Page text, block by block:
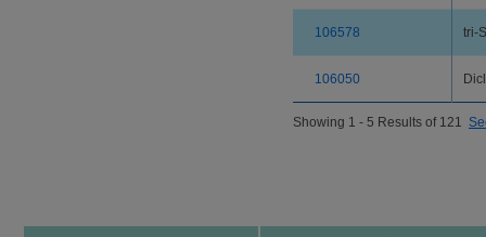
106578 tri-
106050
Showing 1 - 5 Results of 121